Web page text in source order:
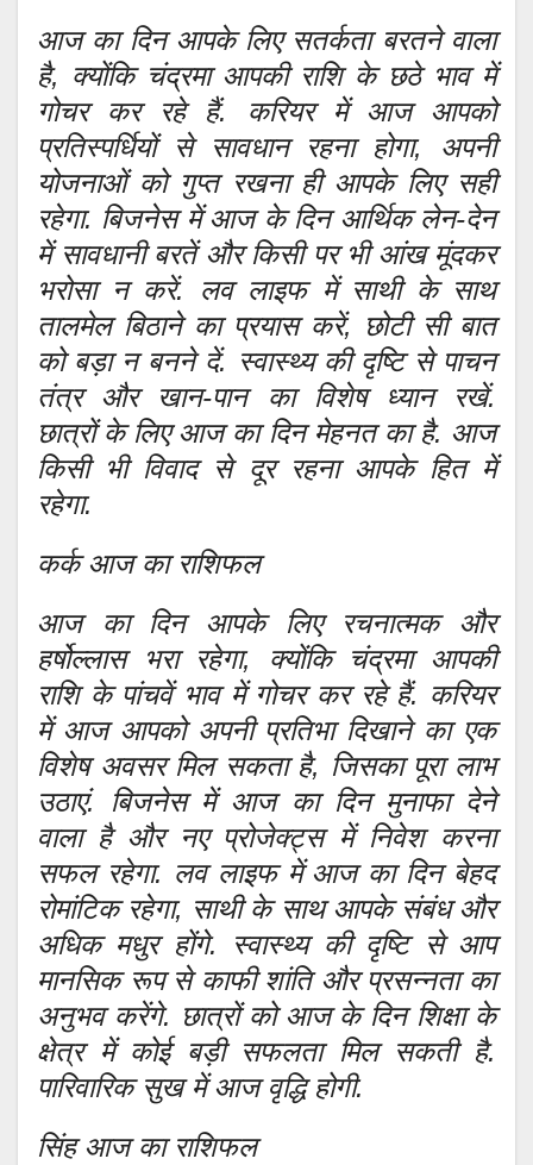
आज का दिन आपके लिए सतर्कता बरतने वाला
है, क्योंकि चंद्रमा आपकी राशि के छठे भाव में
गोचर कर रहे हैं. करियर में आज आपको
प्रतिस्पर्धियों से सावधान रहना होगा, अपनी
योजनाओं को गुप्त रखना ही आपके लिए सही
रहेगा. बिजनेस में आज के दिन आर्थिक लेन-देन
में सावधानी बरतें और किसी पर भी आंख मूंदकर
भरोसा न करें. लव लाइफ में साथी के साथ
तालमेल बिठाने का प्रयास करें, छोटी सी बात
को बड़ा न बनने दें. स्वास्थ्य की दृष्टि से पाचन
तंत्र और खान-पान का विशेष ध्यान रखें.
छात्रों के लिए आज का दिन मेहनत का है. आज
किसी भी विवाद से दूर रहना आपके हित में
रहेगा.
कर्क आज का राशिफल
आज का दिन आपके लिए रचनात्मक और
हर्षोल्लास भरा रहेगा, क्योंकि चंद्रमा आपकी
राशि के पांचवें भाव में गोचर कर रहे हैं. करियर
में आज आपको अपनी प्रतिभा दिखाने का एक
विशेष अवसर मिल सकता है, जिसका पूरा लाभ
उठाएं. बिजनेस में आज का दिन मुनाफा देने
वाला है और नए प्रोजेक्ट्स में निवेश करना
सफल रहेगा. लव लाइफ में आज का दिन बेहद
रोमांटिक रहेगा, साथी के साथ आपके संबंध और
अधिक मधुर होंगे. स्वास्थ्य की दृष्टि से आप
मानसिक रूप से काफी शांति और प्रसन्नता का
अनुभव करेंगे. छात्रों को आज के दिन शिक्षा के
क्षेत्र में कोई बड़ी सफलता मिल सकती है.
पारिवारिक सुख में आज वृद्धि होगी.
सिंह आज का राशिफल